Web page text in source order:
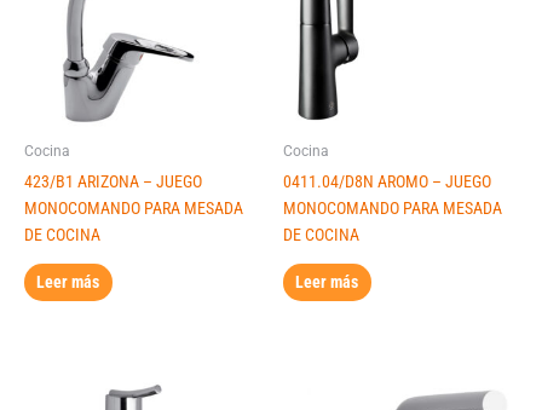
Cocina
423/B1 ARIZONA – JUEGO
MONOCOMANDO PARA MESADA
DE COCINA
Leer más
Cocina
0411.04/D8N AROMO – JUEGO
MONOCOMANDO PARA MESADA
DE COCINA
Leer más